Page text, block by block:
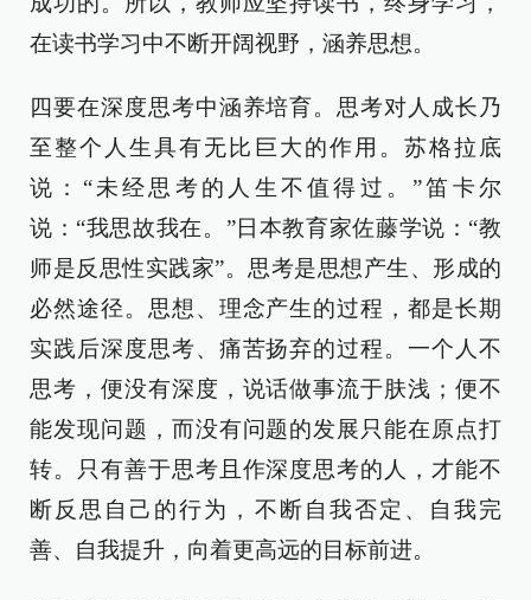
在读书学习中不断开阔视野，涵养思想。
四要在深度思考中涵养培育。思考对人成长乃
至整个人生具有无比巨大的作用。苏格拉底
说：“未经思考的人生不值得过。”笛卡尔
说：“我思故我在。”日本教育家佐藤学说：“教
师是反思性实践家”。思考是思想产生、形成的
必然途径。思想、理念产生的过程，都是长期
实践后深度思考、痛苦扬弃的过程。一个人不
思考，便没有深度，说话做事流于肤浅；便不
能发现问题，而没有问题的发展只能在原点打
转。只有善于思考且作深度思考的人，才能不
断反思自己的行为，不断自我否定、自我完
善、自我提升，向着更高远的目标前进。